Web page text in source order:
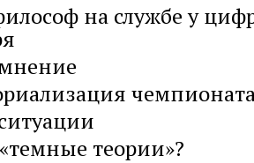
на службе у
теории»?